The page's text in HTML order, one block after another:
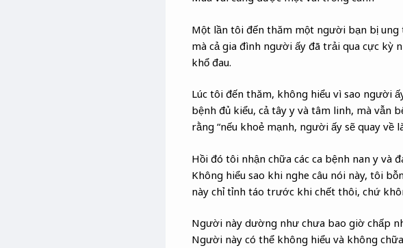
Một lần tôi đến thăm một người bạn bị
mà cả gia đình người ấy đã trải qua cực kỳ
khổ đau.
Lúc tôi đến thăm, không hiểu vì sao người
bệnh đủ kiểu, cả tây y và tâm linh, mà vẫn
rằng “nếu khoẻ mạnh, người ấy sẽ quay về
Hồi đó tôi nhận chữa các ca bệnh nan y và
Không hiểu sao khi nghe câu nói này, tôi
này chỉ tỉnh táo trước khi chết thôi, chứ
Người này dường như chưa bao giờ chấp
Người này có thể không hiểu và không